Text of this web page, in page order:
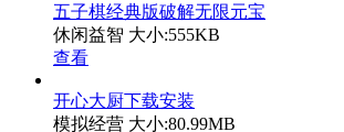
五子棋经典版破解无限元宝
休闲益智 大小:555KB
查看
开心大厨下载安装
模拟经营 大小:80.99MB